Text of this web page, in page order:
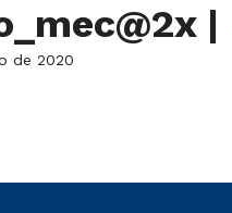
|
de 2020